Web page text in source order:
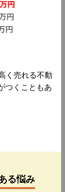
く売れる不動
つくこともあ
る悩み